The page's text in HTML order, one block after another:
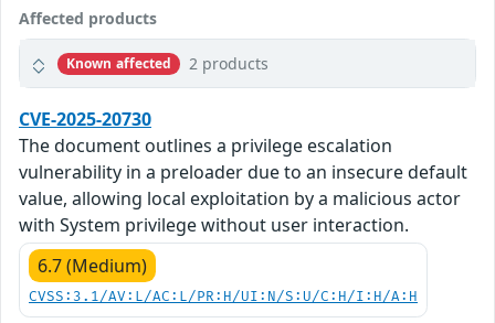
Affected products
Known affected 2 products
CVE-2025-20730
The document outlines a privilege escalation
vulnerability in a preloader due to an insecure default
value, allowing local exploitation by a malicious actor
with System privilege without user interaction.
6.7 (Medium)
CVSS:3.1/AV:L/AC:L/PR:H/UI:N/S:U/C:H/I:H/A:H